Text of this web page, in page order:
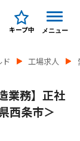
キープ中 メニュー
工場求人
業務】正社
西条市＞